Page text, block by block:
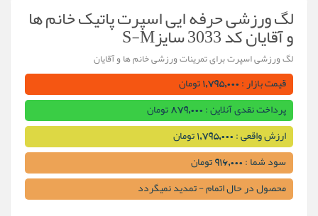
لگ ورزشی حرفه ایی اسپرت پاتیک خانم ها
و آقایان کد 3033 سایزS-M
لگ ورزشی اسپرت برای تمرینات ورزشی خانم ها و آقایان
قیمت بازار : 1,795,000 تومان
پرداخت نقدی آنلاین : 879,000 تومان
ارزش واقعی : 1,795,000 تومان
سود شما : 916,000 تومان
محصول در حال اتمام - تمدید نمیگردد